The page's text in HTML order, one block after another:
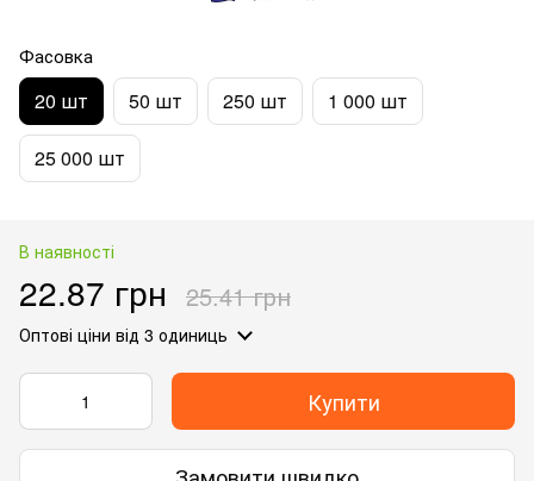
Фасовка
20 шт 50 шт 250 шт 1 000 шт
25 000 шт
В наявності
22.87 грн 25.41 грн
Оптові ціни від 3 одиниць
Купити